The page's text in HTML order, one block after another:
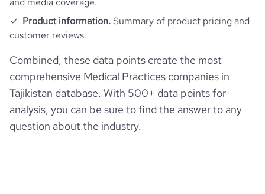
Product information.Summary of product pricing and
customer reviews.
Combined, these data points create the most
comprehensive Medical Practices companies in
Tajikistan database. With 500+ data points for
analysis, you can be sure to find the answer to any
question about the industry.